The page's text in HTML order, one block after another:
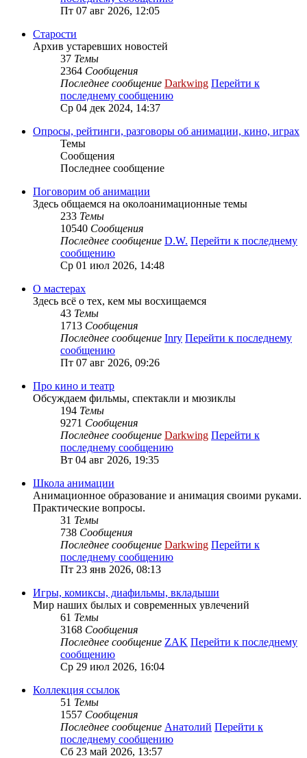
Пт 07 авг 2026, 12:05
Старости
Архив устаревших новостей
37 Темы
2364 Сообщения
Последнее сообщение Darkwing Перейти к
последнему сообщению
Ср 04 дек 2024, 14:37
Опросы, рейтинги, разговоры об анимации, кино, играх
Темы
Сообщения
Последнее сообщение
Поговорим об анимации
Здесь общаемся на околоанимационные темы
233 Темы
10540 Сообщения
Последнее сообщение D.W. Перейти к последнему
сообщению
Ср 01 июл 2026, 14:48
О мастерах
Здесь всё о тех, кем мы восхищаемся
43 Темы
1713 Сообщения
Последнее сообщение Inry Перейти к последнему
сообщению
Пт 07 авг 2026, 09:26
Про кино и театр
Обсуждаем фильмы, спектакли и мюзиклы
194 Темы
9271 Сообщения
Последнее сообщение Darkwing Перейти к
последнему сообщению
Вт 04 авг 2026, 19:35
Школа анимации
Анимационное образование и анимация своими руками.
Практические вопросы.
31 Темы
738 Сообщения
Последнее сообщение Darkwing Перейти к
последнему сообщению
Пт 23 янв 2026, 08:13
Игры, комиксы, диафильмы, вкладыши
Мир наших былых и современных увлечений
61 Темы
3168 Сообщения
Последнее сообщение ZAK Перейти к последнему
сообщению
Ср 29 июл 2026, 16:04
Коллекция ссылок
51 Темы
1557 Сообщения
Последнее сообщение Анатолий Перейти к
последнему сообщению
Сб 23 май 2026, 13:57